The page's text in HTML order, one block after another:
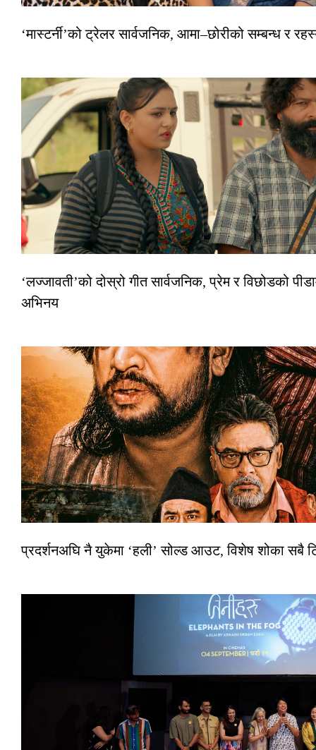
‘मास्टर्नी’को ट्रेलर सार्वजनिक, आमा–छोरीको सम्बन्ध र
‘लज्जावती’को दोस्रो गीत सार्वजनिक, प्रेम र विछोडको
अभिनय
प्रदर्शनअघि नै युकेमा ‘हली’ सोल्ड आउट, विशेष शोका सबै